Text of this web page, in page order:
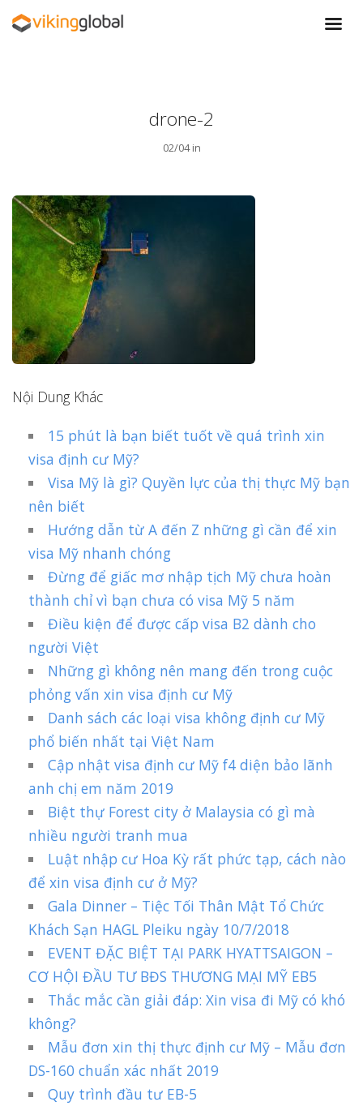
drone-2
02/04 in
Nội Dung Khác
15 phút là bạn biết tuốt về quá trình xin
visa định cư Mỹ?
Visa Mỹ là gì? Quyền lực của thị thực Mỹ bạn
nên biết
Hướng dẫn từ A đến Z những gì cần để xin
visa Mỹ nhanh chóng
Đừng để giấc mơ nhập tịch Mỹ chưa hoàn
thành chỉ vì bạn chưa có visa Mỹ 5 năm
Điều kiện để được cấp visa B2 dành cho
người Việt
Những gì không nên mang đến trong cuộc
phỏng vấn xin visa định cư Mỹ
Danh sách các loại visa không định cư Mỹ
phổ biến nhất tại Việt Nam
Cập nhật visa định cư Mỹ f4 diện bảo lãnh
anh chị em năm 2019
Biệt thự Forest city ở Malaysia có gì mà
nhiều người tranh mua
Luật nhập cư Hoa Kỳ rất phức tạp, cách nào
để xin visa định cư ở Mỹ?
Gala Dinner – Tiệc Tối Thân Mật Tổ Chức
Khách Sạn HAGL Pleiku ngày 10/7/2018
EVENT ĐẶC BIỆT TẠI PARK HYATTSAIGON –
CƠ HỘI ĐẦU TƯ BĐS THƯƠNG MẠI MỸ EB5
Thắc mắc cần giải đáp: Xin visa đi Mỹ có khó
không?
Mẫu đơn xin thị thực định cư Mỹ – Mẫu đơn
DS-160 chuẩn xác nhất 2019
Quy trình đầu tư EB-5